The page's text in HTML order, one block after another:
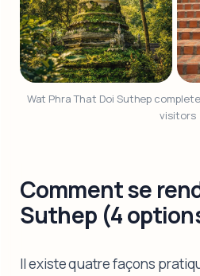
Wat Phra That Doi Suthep
visitors
Comment se
Suthep (4
Il existe quatre façons